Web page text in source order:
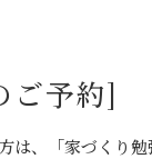
ご予約]
は、「家づくり